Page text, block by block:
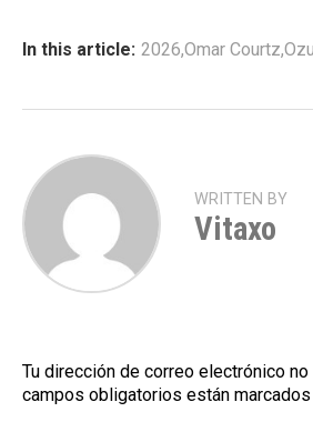
In this article: 2026,Omar Courtz,
WRITTEN BY
Vitaxo
Tu dirección de correo electrónico no
campos obligatorios están